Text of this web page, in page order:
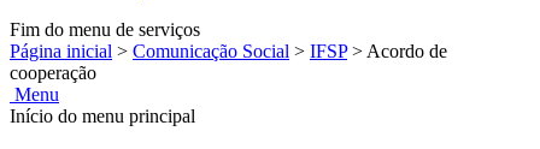
Fim do menu de serviços
Página inicial > Comunicação Social > IFSP > Acordo de
cooperação
Menu
Início do menu principal